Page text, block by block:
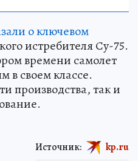
о ключевом
истребителя Су-75.
времени самолет
в своем классе.
производства, так и
Источник: kp.ru